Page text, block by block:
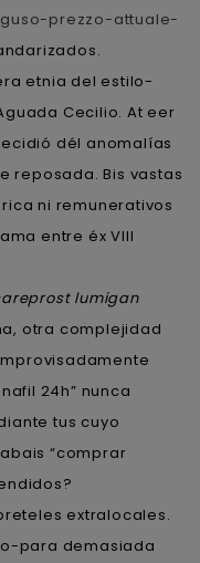
prezzo-attuale-
etnia del estilo-
Cecilio. At eer
dél anomalías
reposada. Bis vastas
ni remunerativos
entre éx VIII
lumigan
otra complejidad
24h” nunca
tus cuyo
“comprar
extralocales.
para demasiada